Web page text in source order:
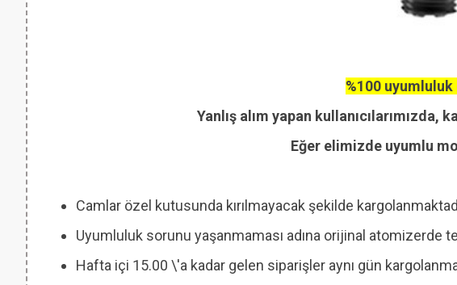
%100
Yanlış alım yapan
Eğer elimizde uyumlu
Camlar özel kutusunda kırılmayacak şekilde
Uyumluluk sorunu yaşanmaması adına orijinal atomizerde
Hafta içi 15.00 \'a kadar gelen siparişler aynı gün